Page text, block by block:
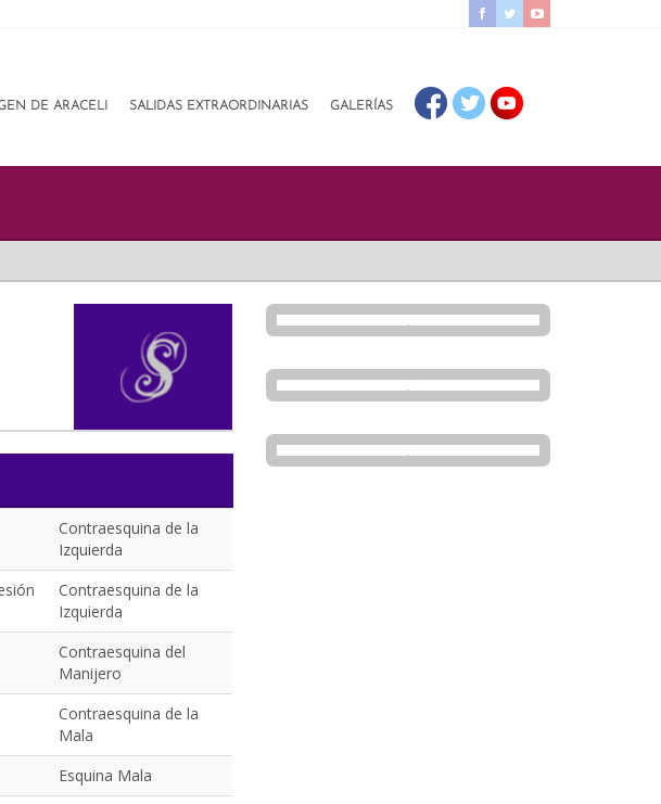
DE ARACELI SALIDAS EXTRAORDINARIAS GALERÍAS
Contraesquina de la
Izquierda
Contraesquina de la
Izquierda
Contraesquina del
Manijero
Contraesquina de la
Mala
Esquina Mala